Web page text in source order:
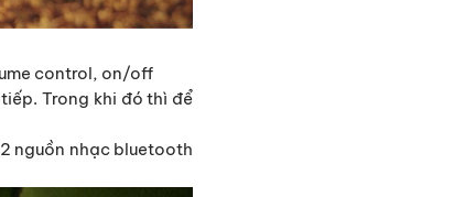
control, on/off
Trong khi đó thì để
nguồn nhạc bluetooth